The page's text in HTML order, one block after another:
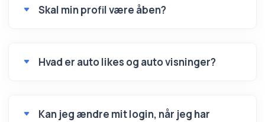
Skal min profil være åben?
Hvad er auto likes og auto visninger?
Kan jeg ændre mit login, når jeg har